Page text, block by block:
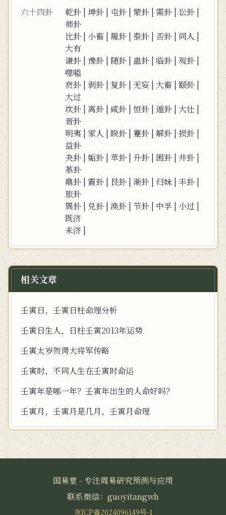
六十四卦
乾卦 | 坤卦 | 屯卦 |蒙卦 |需卦 | 讼卦 |
师卦
比卦 | 小畜 | 履卦 |泰卦 | 否卦 | 同人 |
大有
谦卦 |豫卦 | 随卦 | 蛊卦 | 临卦 |观卦 |
噬嗑
贲卦 | 剥卦 | 复卦 | 无妄 |大畜 | 颐卦 |
大过
坎卦 |离卦 | 咸卦 |恒卦 |遁卦 |大壮 |
晋卦
明夷 |家人 |睽卦 | 蹇卦 |解卦 |损卦 |
益卦
夬卦 |姤卦 | 萃卦 |升卦 | 困卦 |井卦 |
革卦
鼎卦 |震卦 | 艮卦 |渐卦 | 归妹 |丰卦 |
旅卦
巽卦 | 兑卦 |涣卦 |节卦 | 中孚 | 小过 |
既济
未济 |
相关文章
壬寅日，壬寅日柱命理分析
壬寅日生人，日柱壬寅2013年运势
壬寅太岁贺谔大将军传略
壬寅时，不同人生在壬寅时命运
壬寅年是哪一年？壬寅年出生的人命好吗？
壬寅月，壬寅月是几月，壬寅月命理
国易堂 - 专注周易研究预测与应用
联系微信：guoyitangwh
京ICP备2024096149号-1